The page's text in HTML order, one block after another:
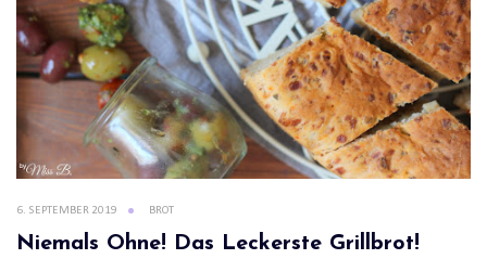
6. SEPTEMBER 2019 BROT
Niemals Ohne! Das Leckerste Grillbrot!